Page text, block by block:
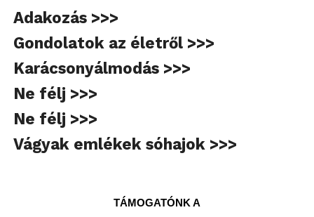
Adakozás >>>
Gondolatok az életről >>>
Karácsonyálmodás >>>
Ne félj >>>
Ne félj >>>
Vágyak emlékek sóhajok >>>
TÁMOGATÓNK A